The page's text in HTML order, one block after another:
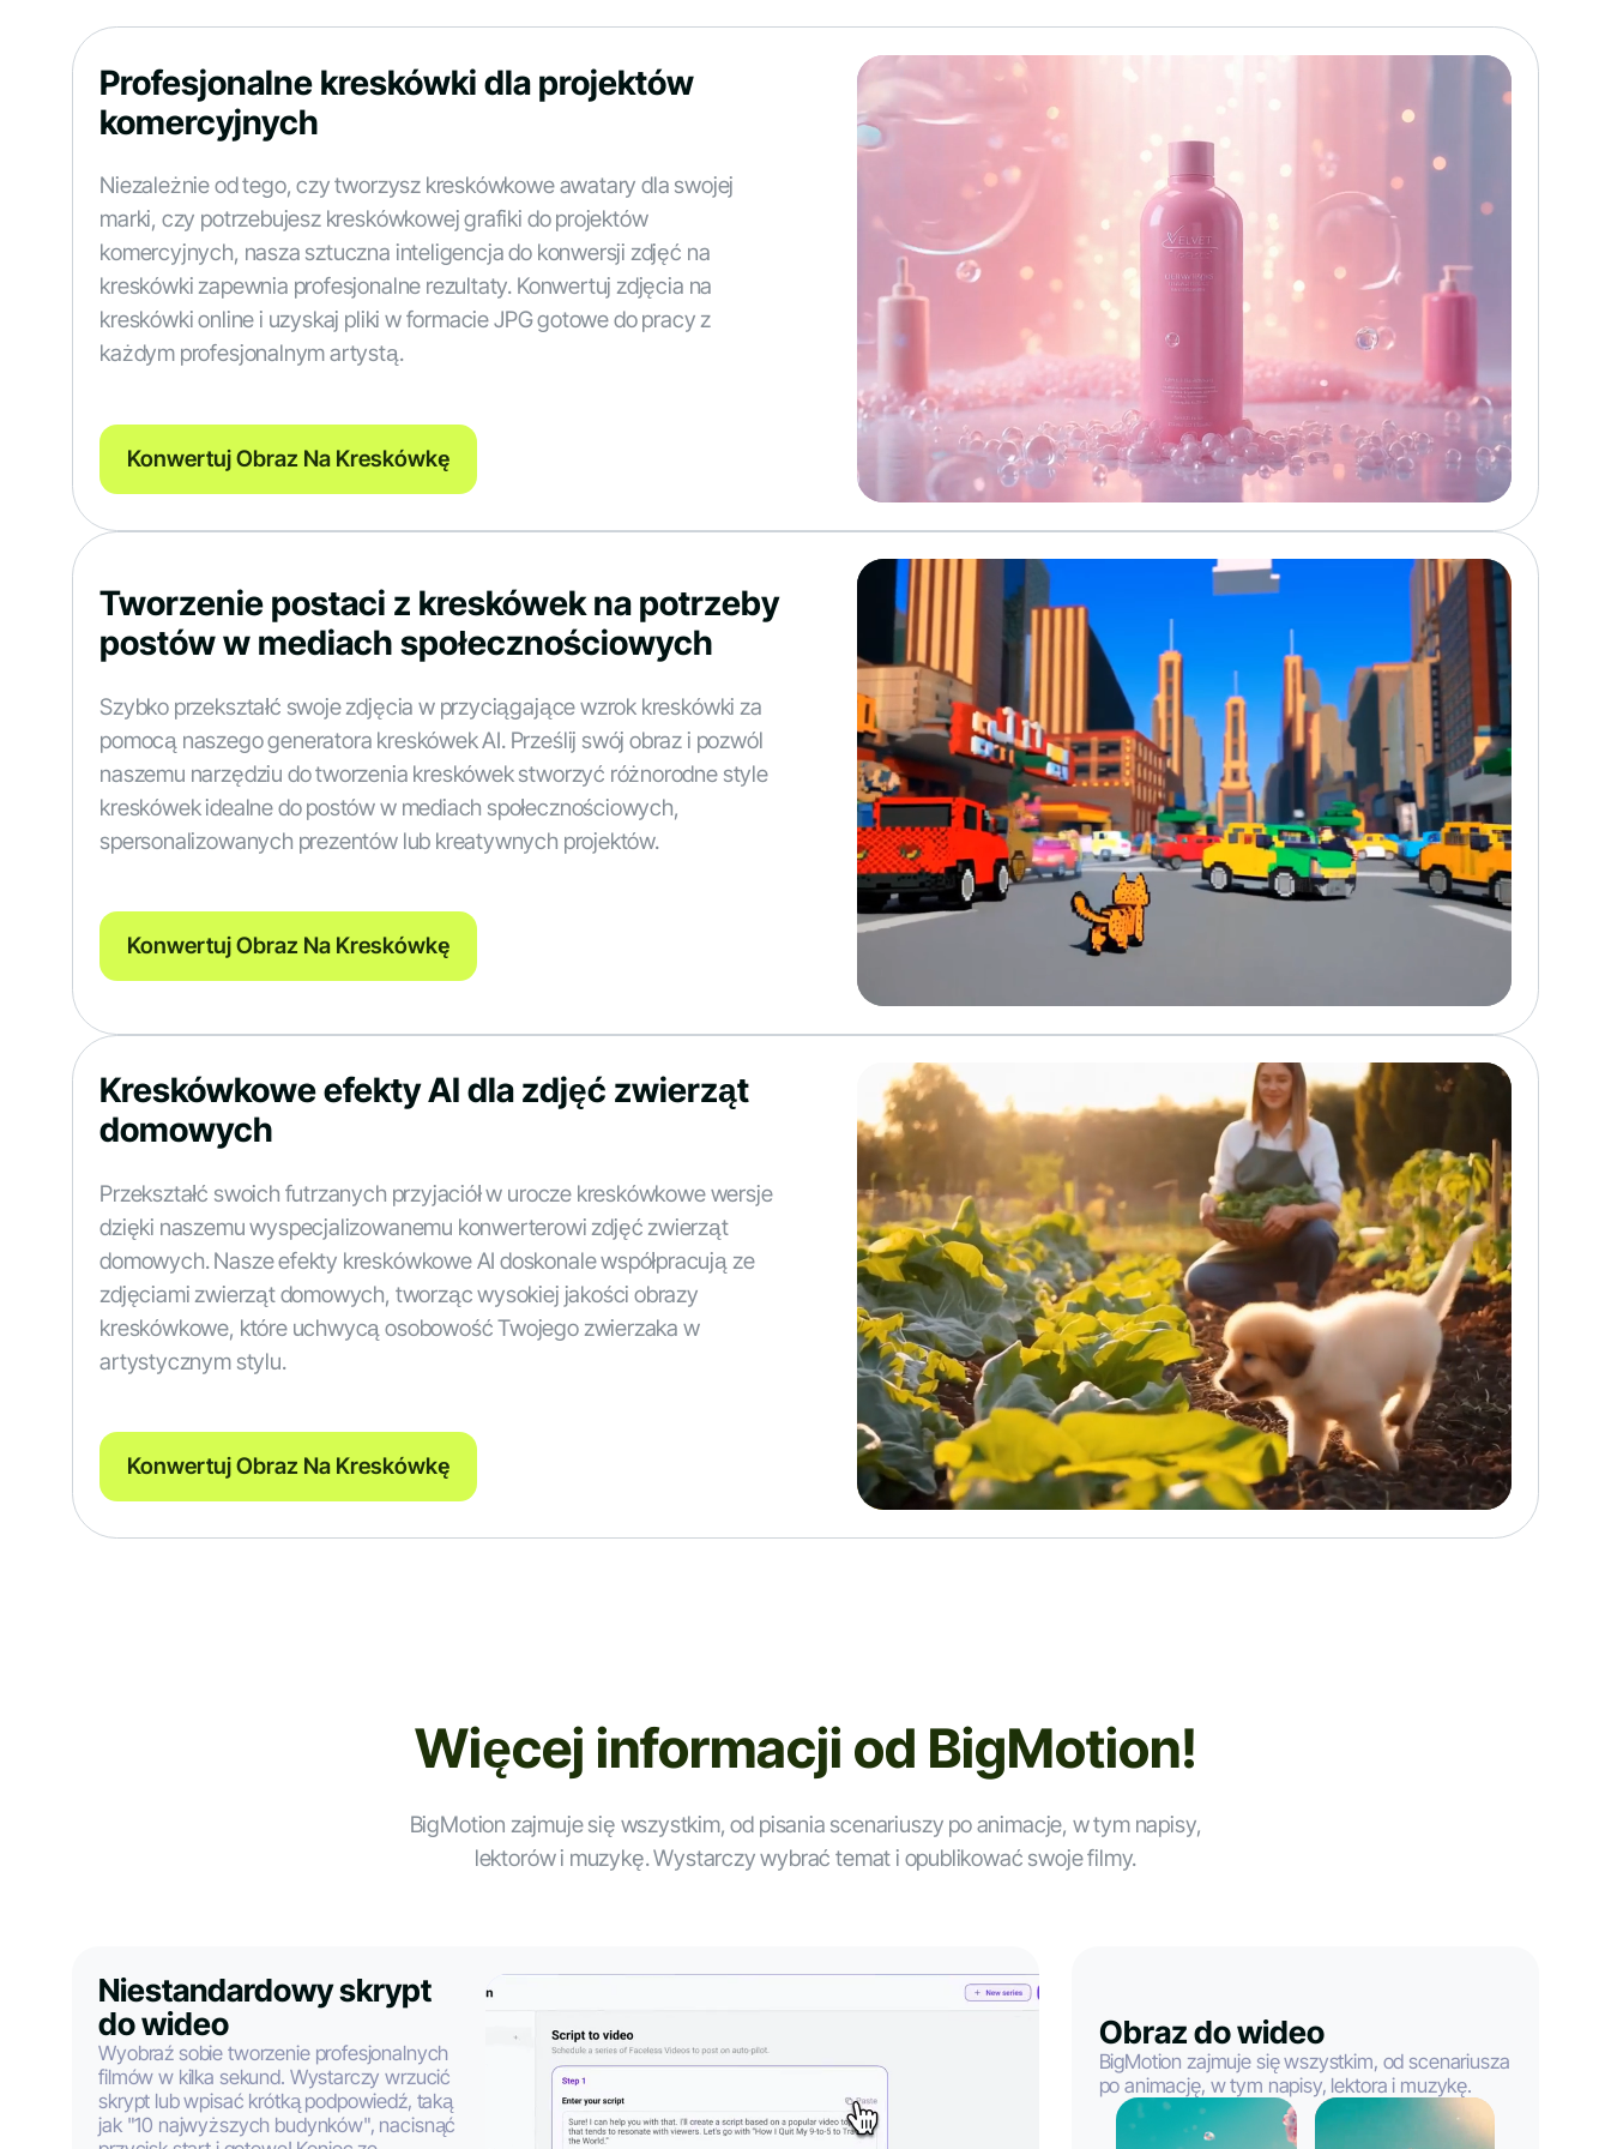
Profesjonalne kreskówki dla projektów
komercyjnych
Niezależnie od tego, czy tworzysz kreskówkowe awatary dla swojej
marki, czy potrzebujesz kreskówkowej grafiki do projektów
komercyjnych, nasza sztuczna inteligencja do konwersji zdjęć na
kreskówki zapewnia profesjonalne rezultaty. Konwertuj zdjęcia na
kreskówki online i uzyskaj pliki w formacie JPG gotowe do pracy z
każdym profesjonalnym artystą.
Konwertuj Obraz Na Kreskówkę
Tworzenie postaci z kreskówek na potrzeby
postów w mediach społecznościowych
Szybko przekształć swoje zdjęcia w przyciągające wzrok kreskówki za
pomocą naszego generatora kreskówek AI. Prześlij swój obraz i pozwól
naszemu narzędziu do tworzenia kreskówek stworzyć różnorodne style
kreskówek idealne do postów w mediach społecznościowych,
spersonalizowanych prezentów lub kreatywnych projektów.
Konwertuj Obraz Na Kreskówkę
Kreskówkowe efekty AI dla zdjęć zwierząt
domowych
Przekształć swoich futrzanych przyjaciół w urocze kreskówkowe wersje
dzięki naszemu wyspecjalizowanemu konwerterowi zdjęć zwierząt
domowych. Nasze efekty kreskówkowe AI doskonale współpracują ze
zdjęciami zwierząt domowych, tworząc wysokiej jakości obrazy
kreskówkowe, które uchwycą osobowość Twojego zwierzaka w
artystycznym stylu.
Konwertuj Obraz Na Kreskówkę
Więcej informacji od BigMotion!
BigMotion zajmuje się wszystkim, od pisania scenariuszy po animacje, w tym napisy,
lektorów i muzykę. Wystarczy wybrać temat i opublikować swoje filmy.
Niestandardowy skrypt
do wideo
Wyobraź sobie tworzenie profesjonalnych
filmów w kilka sekund. Wystarczy wrzucić
skrypt lub wpisać krótką podpowiedź, taką
jak "10 najwyższych budynków", nacisnąć
Obraz do wideo
BigMotion zajmuje się wszystkim, od scenariusza
po animację, w tym napisy, lektora i muzykę.